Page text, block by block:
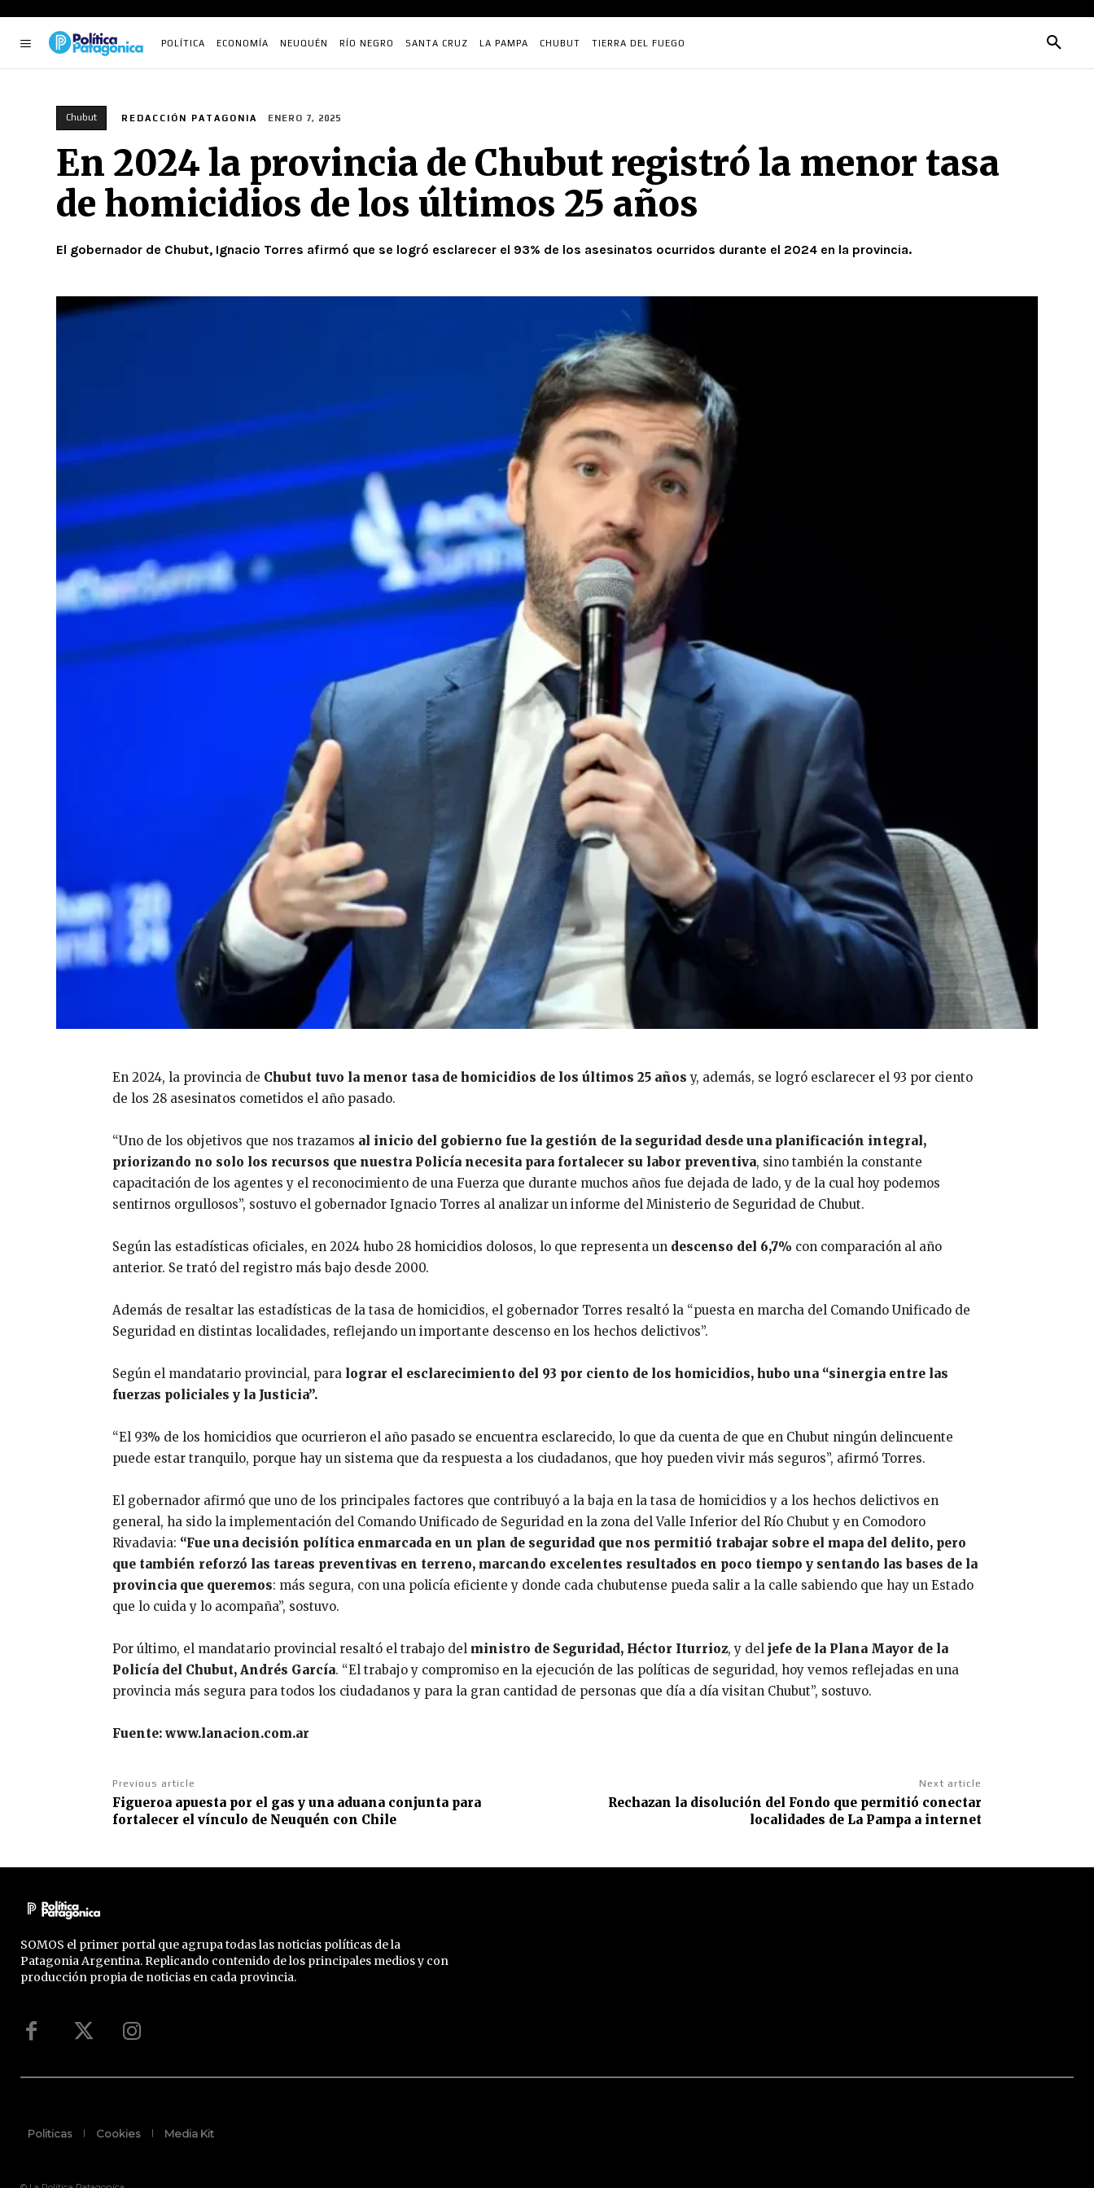
POLÍTICA ECONOMÍA NEUQUÉN RÍO NEGRO SANTA CRUZ LA PAMPA CHUBUT TIERRA DEL FUEGO
Chubut REDACCIÓN PATAGONIA ENERO 7, 2025
En 2024 la provincia de Chubut registró la menor tasa
de homicidios de los últimos 25 años
El gobernador de Chubut, Ignacio Torres afirmó que se logró esclarecer el 93% de los asesinatos ocurridos durante el 2024 en la provincia.
En 2024, la provincia de Chubut tuvo la menor tasa de homicidios de los últimos 25 años y, además, se logró esclarecer el 93 por ciento
de los 28 asesinatos cometidos el año pasado.
“Uno de los objetivos que nos trazamos al inicio del gobierno fue la gestión de la seguridad desde una planificación integral,
priorizando no solo los recursos que nuestra Policía necesita para fortalecer su labor preventiva, sino también la constante
capacitación de los agentes y el reconocimiento de una Fuerza que durante muchos años fue dejada de lado, y de la cual hoy podemos
sentirnos orgullosos”, sostuvo el gobernador Ignacio Torres al analizar un informe del Ministerio de Seguridad de Chubut.
Según las estadísticas oficiales, en 2024 hubo 28 homicidios dolosos, lo que representa un descenso del 6,7% con comparación al año
anterior. Se trató del registro más bajo desde 2000.
Además de resaltar las estadísticas de la tasa de homicidios, el gobernador Torres resaltó la “puesta en marcha del Comando Unificado de
Seguridad en distintas localidades, reflejando un importante descenso en los hechos delictivos”.
Según el mandatario provincial, para lograr el esclarecimiento del 93 por ciento de los homicidios, hubo una “sinergia entre las
fuerzas policiales y la Justicia”.
“El 93% de los homicidios que ocurrieron el año pasado se encuentra esclarecido, lo que da cuenta de que en Chubut ningún delincuente
puede estar tranquilo, porque hay un sistema que da respuesta a los ciudadanos, que hoy pueden vivir más seguros”, afirmó Torres.
El gobernador afirmó que uno de los principales factores que contribuyó a la baja en la tasa de homicidios y a los hechos delictivos en
general, ha sido la implementación del Comando Unificado de Seguridad en la zona del Valle Inferior del Río Chubut y en Comodoro
Rivadavia: “Fue una decisión política enmarcada en un plan de seguridad que nos permitió trabajar sobre el mapa del delito, pero
que también reforzó las tareas preventivas en terreno, marcando excelentes resultados en poco tiempo y sentando las bases de la
provincia que queremos: más segura, con una policía eficiente y donde cada chubutense pueda salir a la calle sabiendo que hay un Estado
que lo cuida y lo acompaña”, sostuvo.
Por último, el mandatario provincial resaltó el trabajo del ministro de Seguridad, Héctor Iturrioz, y del jefe de la Plana Mayor de la
Policía del Chubut, Andrés García. “El trabajo y compromiso en la ejecución de las políticas de seguridad, hoy vemos reflejadas en una
provincia más segura para todos los ciudadanos y para la gran cantidad de personas que día a día visitan Chubut”, sostuvo.
Fuente: www.lanacion.com.ar
Previous article
Figueroa apuesta por el gas y una aduana conjunta para
fortalecer el vínculo de Neuquén con Chile
Next article
Rechazan la disolución del Fondo que permitió conectar
localidades de La Pampa a internet
SOMOS el primer portal que agrupa todas las noticias políticas de la
Patagonia Argentina. Replicando contenido de los principales medios y con
producción propia de noticias en cada provincia.
Politicas Cookies Media Kit